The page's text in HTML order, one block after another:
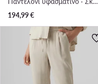
194,99€